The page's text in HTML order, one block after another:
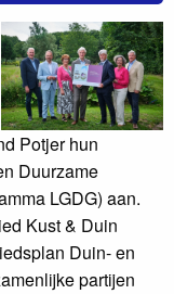
Potjer hun
Duurzame
LGDG) aan.
Kust & Duin
Duin- en
partijen